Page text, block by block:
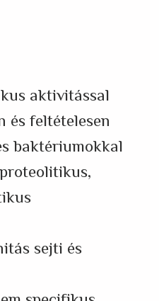
aktivitással
és feltételesen
baktériumokkal
sejti és